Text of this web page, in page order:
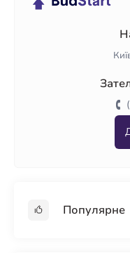
Популярне